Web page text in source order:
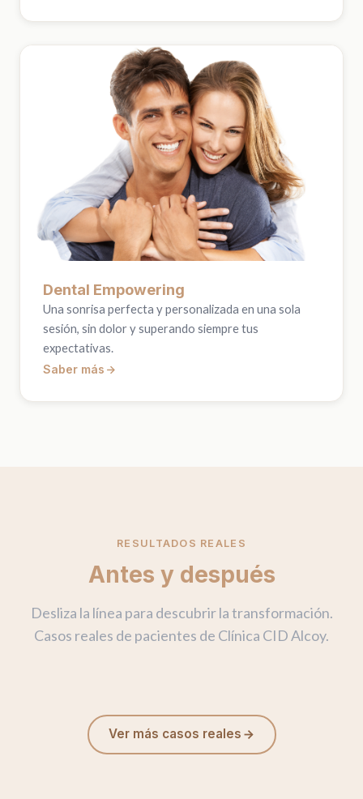
Dental Empowering
Una sonrisa perfecta y personalizada en una sola
sesión, sin dolor y superando siempre tus
expectativas.
Saber más
RESULTADOS REALES
Antes y después
Desliza la línea para descubrir la transformación.
Casos reales de pacientes de Clínica CID Alcoy.
Ver más casos reales